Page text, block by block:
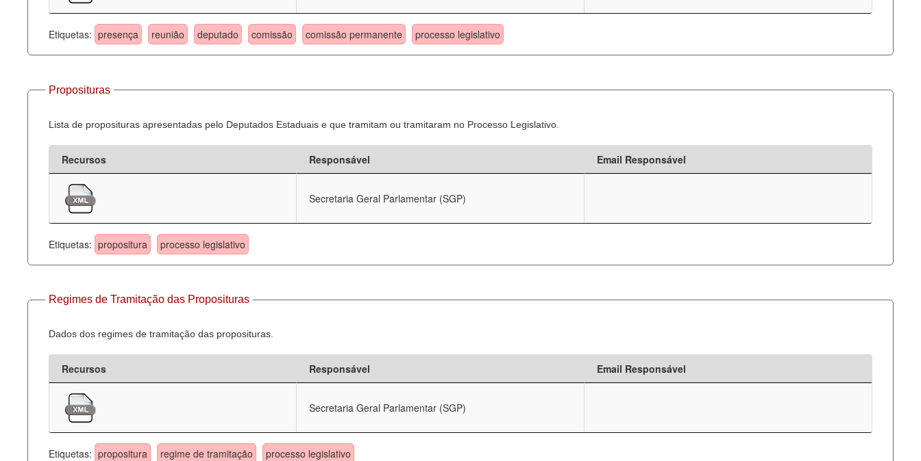
Etiquetas: presença reunião deputado comissão comissão permanente processo legislativo
Proposituras
Lista de proposituras apresentadas pelo Deputados Estaduais e que tramitam ou tramitaram no Processo Legislativo.
Recursos Responsável Email Responsável
Secretaria Geral Parlamentar (SGP)
Etiquetas: propositura processo legislativo
Regimes de Tramitação das Proposituras
Dados dos regimes de tramitação das proposituras.
Recursos Responsável Email Responsável
Secretaria Geral Parlamentar (SGP)
Etiquetas: propositura regime de tramitação processo legislativo